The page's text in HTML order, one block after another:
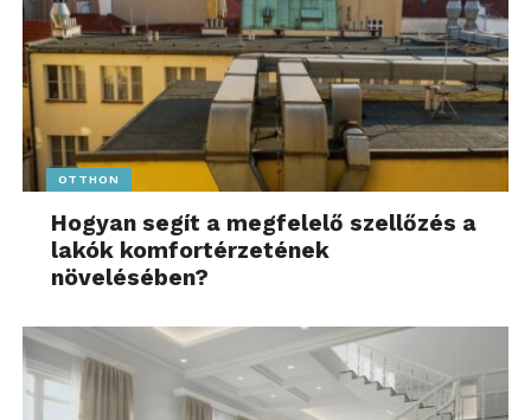
OTTHON
Hogyan segít a megfelelő szellőzés a
lakók komfortérzetének
növelésében?